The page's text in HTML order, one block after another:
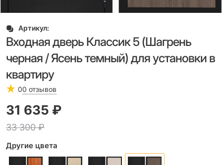
Артикул:
Входная дверь Классик 5 (Шагрень
черная / Ясень темный) для установки в
квартиру
00 отзывов
33 300 ₽
31 635 ₽
Другие цвета